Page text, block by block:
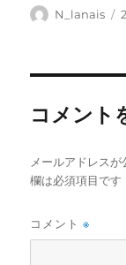
投
N_lanais
コメント
メールアドレスが
欄は必須項目です
コメント※